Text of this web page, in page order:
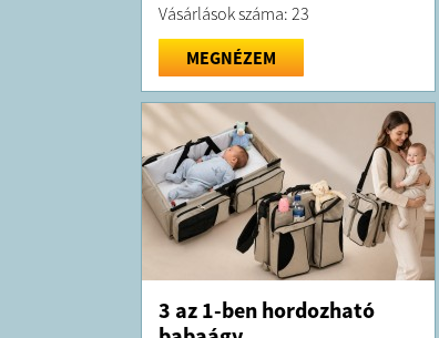
Vásárlások száma: 23
MEGNÉZEM
3 az 1-ben hordozható